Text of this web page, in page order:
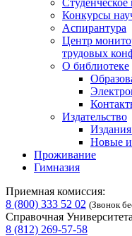
Конкурсы
Аспирантура
Центр
трудовых
О библиотеке
Издательство
Новые
Проживание
Гимназия
Приемная комиссия:
8 (800) 333 52 02 (Звонок
Справочная
8 (812) 269-57-58